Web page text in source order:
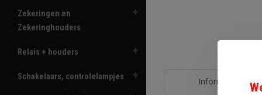
Zekeringen en
Zekeringhouders
Relais + houders
Schakelaars, controlelampjes Informatie